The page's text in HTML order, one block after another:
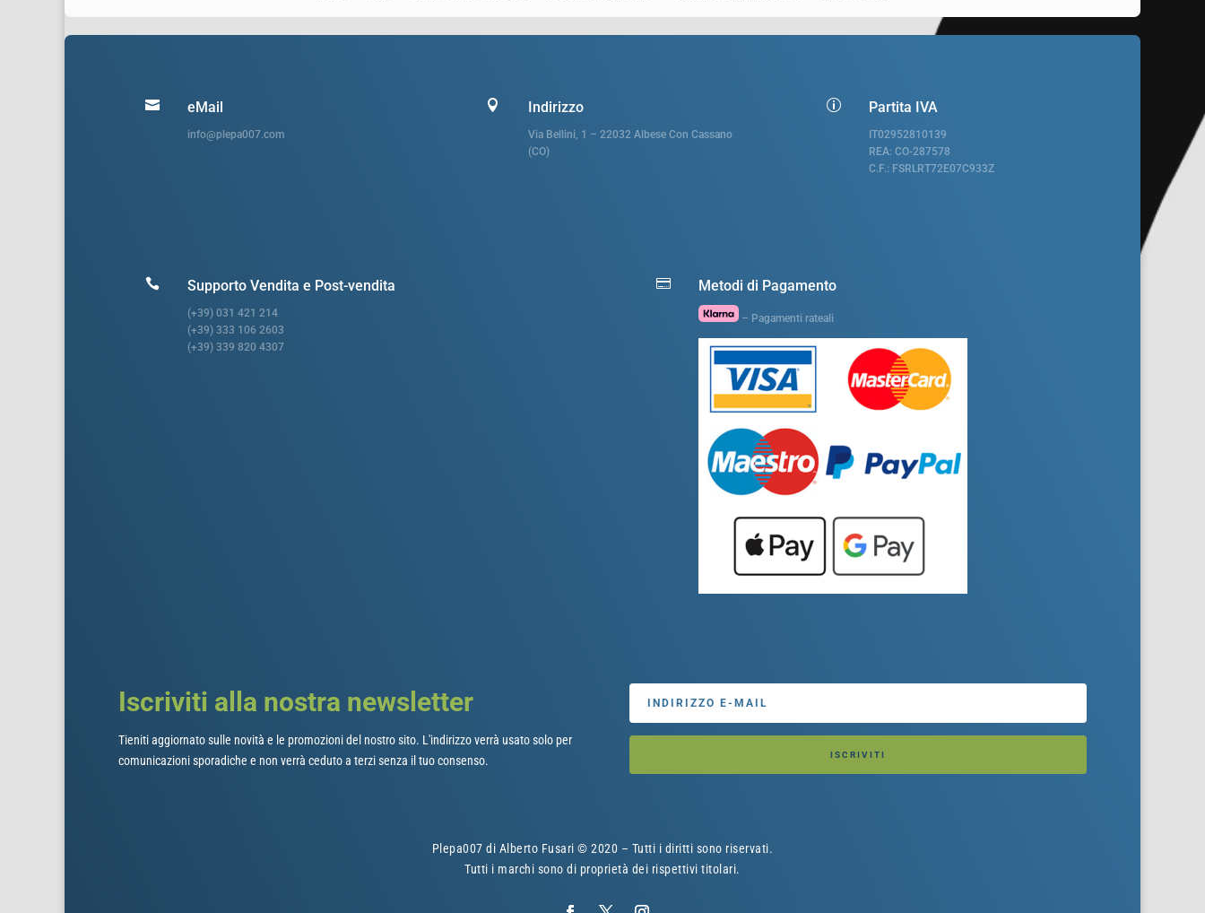
 eMail
info@plepa007.com
 Indirizzo
Via Bellini, 1 – 22032 Albese Con Cassano
(CO)
p Partita IVA
IT02952810139
REA: CO-287578
C.F.: FSRLRT72E07C933Z
 Supporto Vendita e Post-vendita
(+39) 031 421 214
(+39) 333 106 2603
(+39) 339 820 4307
 Metodi di Pagamento
– Pagamenti rateali
Iscriviti alla nostra newsletter
Tieniti aggiornato sulle novità e le promozioni del nostro sito. L'indirizzo verrà usato solo per
comunicazioni sporadiche e non verrà ceduto a terzi senza il tuo consenso.
ISCRIVITI
Plepa007 di Alberto Fusari © 2020 – Tutti i diritti sono riservati.
Tutti i marchi sono di proprietà dei rispettivi titolari.